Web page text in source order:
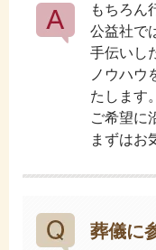
もちろん
公益社で
手伝いし
ノウハウ
たします。
ご希望に
まずはお
葬儀に